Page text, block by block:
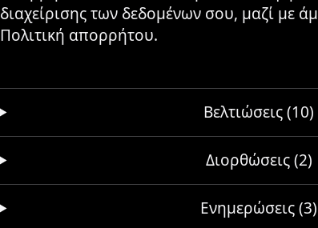
διαχείρισης των δεδομένων σου, μαζί με
Πολιτική απορρήτου.
Βελτιώσεις (10)
Διορθώσεις (2)
Ενημερώσεις (3)